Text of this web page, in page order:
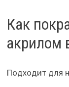
Как
акрилом
Подходит для